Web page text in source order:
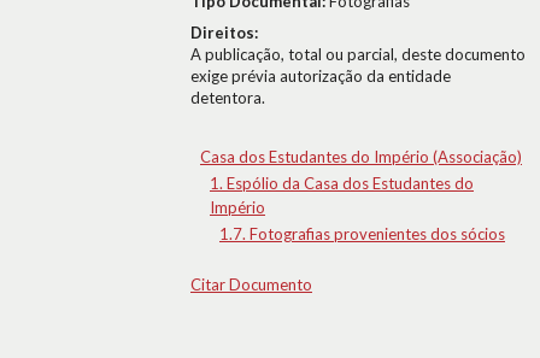
Direitos:
A publicação, total ou parcial, deste documento
exige prévia autorização da entidade
detentora.
Casa dos Estudantes do Império (Associação)
1. Espólio da Casa dos Estudantes do
Império
1.7. Fotografias provenientes dos sócios
Citar Documento